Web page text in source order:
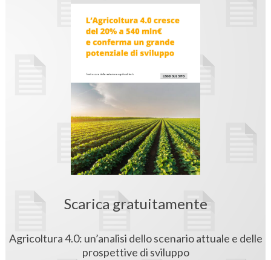
Scarica gratuitamente
Agricoltura 4.0: un’analisi dello scenario attuale e delle
prospettive di sviluppo